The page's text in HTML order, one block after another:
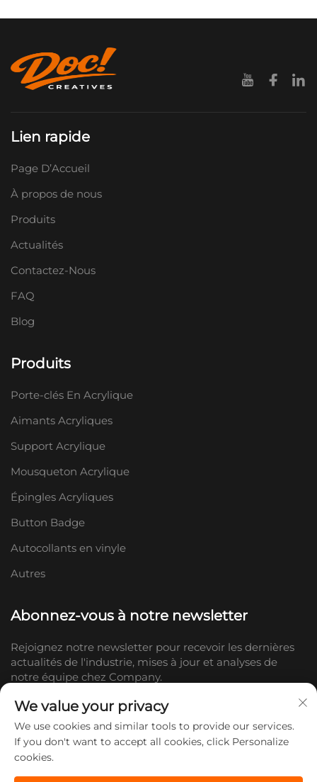
Lien rapide
Page D’Accueil
À propos de nous
Produits
Actualités
Contactez-Nous
FAQ
Blog
Produits
Porte-clés En Acrylique
Aimants Acryliques
Support Acrylique
Mousqueton Acrylique
Épingles Acryliques
Button Badge
Autocollants en vinyle
Autres
Abonnez-vous à notre newsletter
Rejoignez notre newsletter pour recevoir les dernières
actualités de l'industrie, mises à jour et analyses de
notre équipe chez Company.
We value your privacy
We use cookies and similar tools to provide our services.
If you don't want to accept all cookies, click Personalize
cookies.